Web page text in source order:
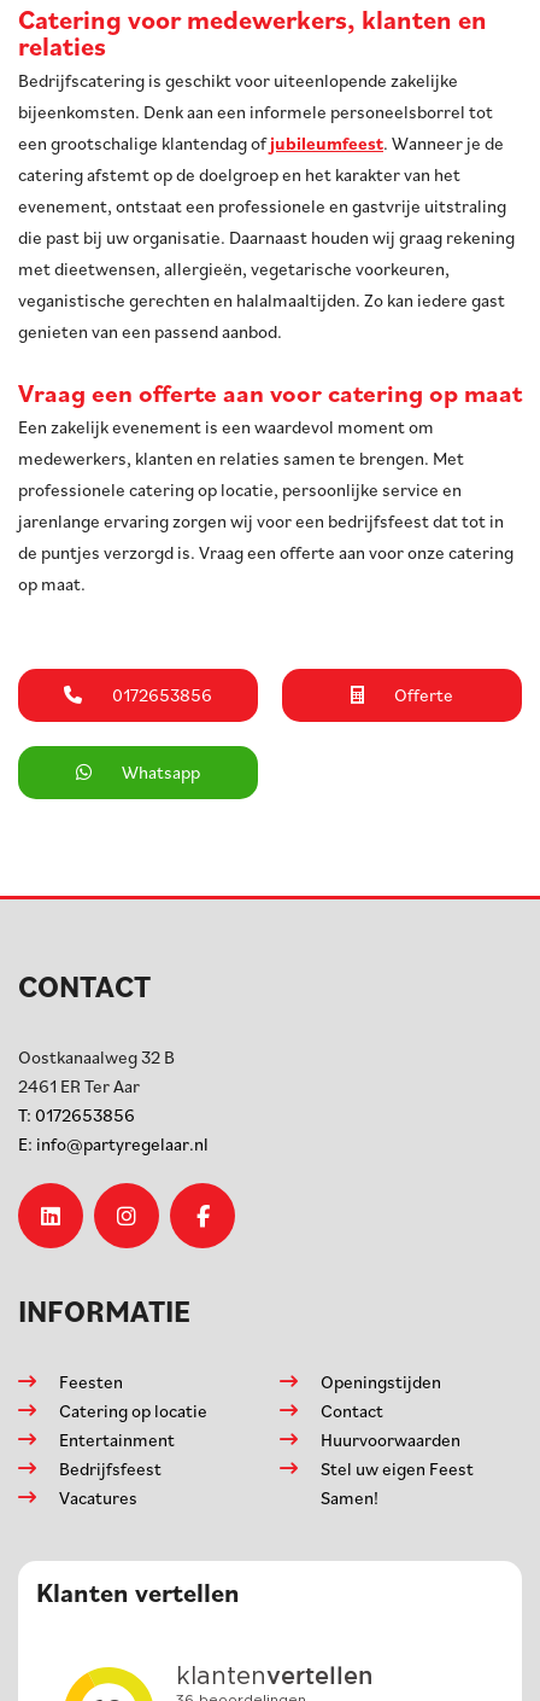
Catering voor medewerkers, klanten en
relaties
Bedrijfscatering is geschikt voor uiteenlopende zakelijke
bijeenkomsten. Denk aan een informele personeelsborrel tot
een grootschalige klantendag ofjubileumfeest. Wanneer je de
catering afstemt op de doelgroep en het karakter van het
evenement, ontstaat een professionele en gastvrije uitstraling
die past bij uw organisatie. Daarnaast houden wij graag rekening
met dieetwensen, allergieën, vegetarische voorkeuren,
veganistische gerechten en halalmaaltijden. Zo kan iedere gast
genieten van een passend aanbod.
Vraag een offerte aan voor catering op maat
Een zakelijk evenement is een waardevol moment om
medewerkers, klanten en relaties samen te brengen. Met
professionele catering op locatie, persoonlijke service en
jarenlange ervaring zorgen wij voor een bedrijfsfeest dat tot in
de puntjes verzorgd is. Vraag een offerte aan voor onze catering
op maat.
0172653856 Offerte
Whatsapp
CONTACT
Oostkanaalweg 32 B
2461 ER Ter Aar
T: 0172653856
E: info@partyregelaar.nl
INFORMATIE
Feesten
Catering op locatie
Entertainment
Bedrijfsfeest
Vacatures
Openingstijden
Contact
Huurvoorwaarden
Stel uw eigen Feest
Samen!
Klanten vertellen